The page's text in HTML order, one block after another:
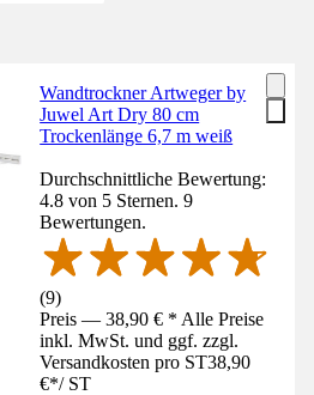
Wandtrockner Artweger by
Juwel Art Dry 80 cm
Trockenlänge 6,7 m weiß
Durchschnittliche Bewertung:
4.8 von 5 Sternen. 9
Bewertungen.
(9)
Preis — 38,90 € * Alle Preise
inkl. MwSt. und ggf. zzgl.
Versandkosten pro ST38,90
€*/ ST